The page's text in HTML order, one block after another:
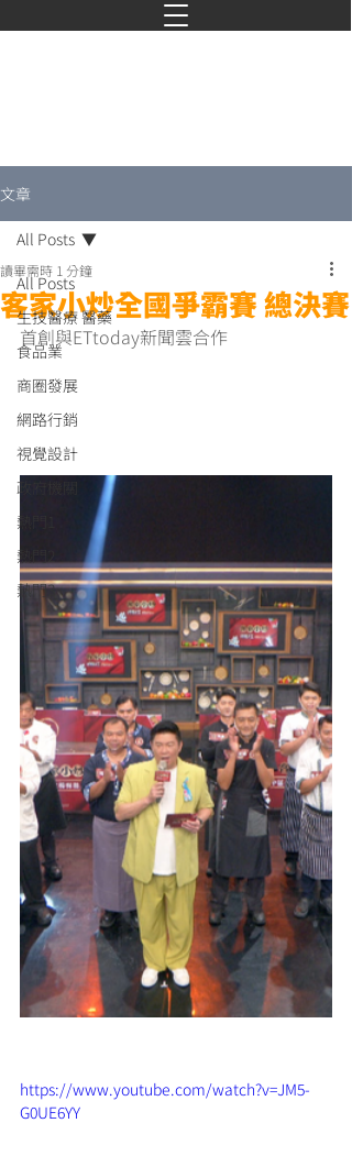
文章
All Posts
生技醫療 醫藥
食品業
商圈發展
網路行銷
視覺設計
政府機關
熱門1
熱門2
熱門3
All Posts
客家小炒全國爭霸賽 總決賽
讀畢需時 1 分鐘
首創與ETtoday新聞雲合作
https://www.youtube.com/watch?v=JM5-
G0UE6YY